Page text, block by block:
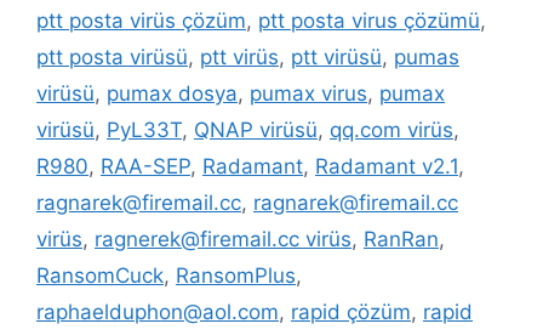
ptt posta virüs çözüm, ptt posta virus çözümü,
ptt posta virüsü, ptt virüs, ptt virüsü, pumas
virüsü, pumax dosya, pumax virus, pumax
virüsü, PyL33T, QNAP virüsü, qq.com virüs,
R980, RAA-SEP, Radamant, Radamant v2.1,
ragnarek@firemail.cc, ragnarek@firemail.cc
virüs, ragnerek@firemail.cc virüs, RanRan,
RansomCuck, RansomPlus,
raphaelduphon@aol.com, rapid çözüm, rapid